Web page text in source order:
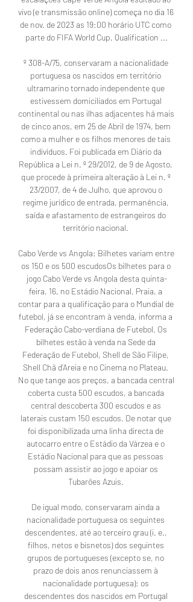
vivo (e transmissão online) começa no dia 16
de nov. de 2023 as 19:00 horário UTC como
parte do FIFA World Cup, Qualification ...
º 308-A/75, conservaram a nacionalidade
portuguesa os nascidos em território
ultramarino tornado independente que
estivessem domiciliados em Portugal
continental ou nas ilhas adjacentes há mais
de cinco anos, em 25 de Abril de 1974, bem
como a mulher e os filhos menores de tais
indivíduos. Foi publicada em Diário da
República a Lei n. º 29/2012, de 9 de Agosto,
que procede à primeira alteração à Lei n. º
23/2007, de 4 de Julho, que aprovou o
regime jurídico de entrada, permanência,
saída e afastamento de estrangeiros do
território nacional.
Cabo Verde vs Angola: Bilhetes variam entre
os 150 e os 500 escudosOs bilhetes para o
jogo Cabo Verde vs Angola desta quinta-
feira, 16, no Estádio Nacional, Praia, a
contar para a qualificação para o Mundial de
futebol, já se encontram à venda, informa a
Federação Cabo-verdiana de Futebol. Os
bilhetes estão à venda na Sede da
Federação de Futebol, Shell de São Filipe,
Shell Chã d’Areia e no Cinema no Plateau.
No que tange aos preços, a bancada central
coberta custa 500 escudos, a bancada
central descoberta 300 escudos e as
laterais custam 150 escudos. De notar que
foi disponibilizada uma linha directa de
autocarro entre o Estádio da Várzea e o
Estádio Nacional para que as pessoas
possam assistir ao jogo e apoiar os
Tubarões Azuis.
De igual modo, conservaram ainda a
nacionalidade portuguesa os seguintes
descendentes, até ao terceiro grau (i. e.,
filhos, netos e bisnetos) dos seguintes
grupos de portugueses (excepto se, no
prazo de dois anos renunciassem à
nacionalidade portuguesa): os
descendentes dos nascidos em Portugal